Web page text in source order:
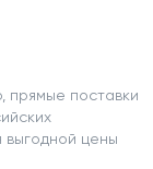
прямые поставки
выгодной цены